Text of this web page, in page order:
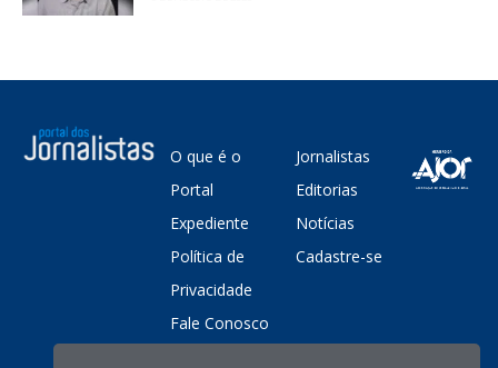
O que é o
Portal
Expediente
Política de
Privacidade
Fale Conosco
Jornalistas
Editorias
Notícias
Cadastre-se